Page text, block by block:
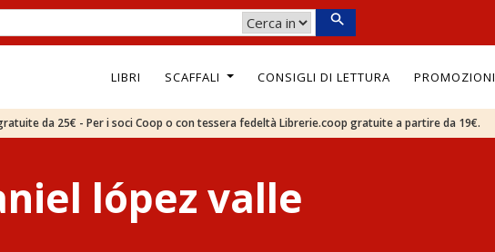
LIBRI SCAFFALI CONSIGLI DI LETTURA PROMOZIONI
da 25€ - Per i soci Coop o con tessera fedeltà Librerie.coop gratuite a partire da 19€.
lópez valle